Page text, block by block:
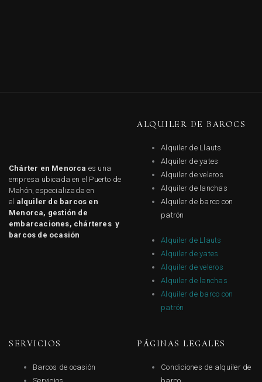
Chárter en Menorca es una
empresa ubicada en el Puerto de
Mahón, especializada en
el alquiler de barcos en
Menorca, gestión de
embarcaciones, chárteres y
barcos de ocasión
ALQUILER DE BAROCS
Alquiler de Llauts
Alquiler de yates
Alquiler de veleros
Alquiler de lanchas
Alquiler de barco con
patrón
Alquiler de Llauts
Alquiler de yates
Alquiler de veleros
Alquiler de lanchas
Alquiler de barco con
patrón
SERVICIOS
Barcos de ocasión
PÁGINAS LEGALES
Condiciones de alquiler de